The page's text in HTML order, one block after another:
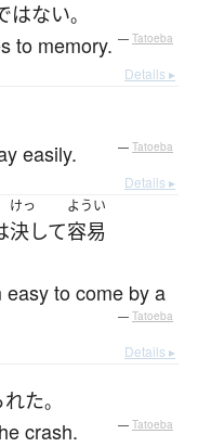
はない。
to memory. — Tatoeba
Details ▸
easily. — Tatoeba
Details ▸
けっ
決して
ようい
容易
to come by a
— Tatoeba
Details ▸
れた。
crash. — Tatoeba